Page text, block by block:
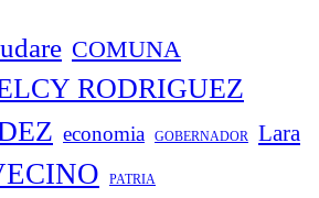
COMUNA
RODRIGUEZ
economia GOBERNADOR Lara
PATRIA